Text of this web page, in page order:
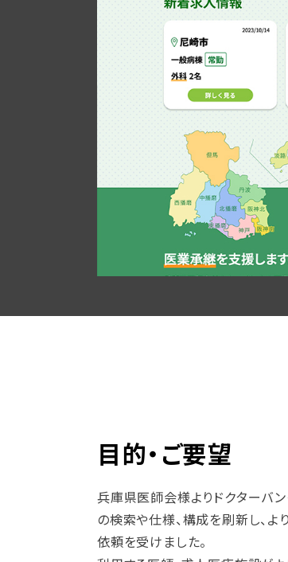
目的・ご要望
兵庫県医師会様よりドクターバ
の検索や仕様、構成を刷新し、
依頼を受けました。